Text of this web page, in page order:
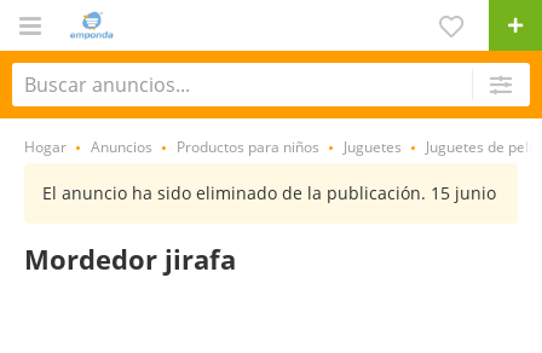
Hogar Anuncios Productos para niños Juguetes Juguetes de
El anuncio ha sido eliminado de la publicación. 15 junio
Mordedor jirafa